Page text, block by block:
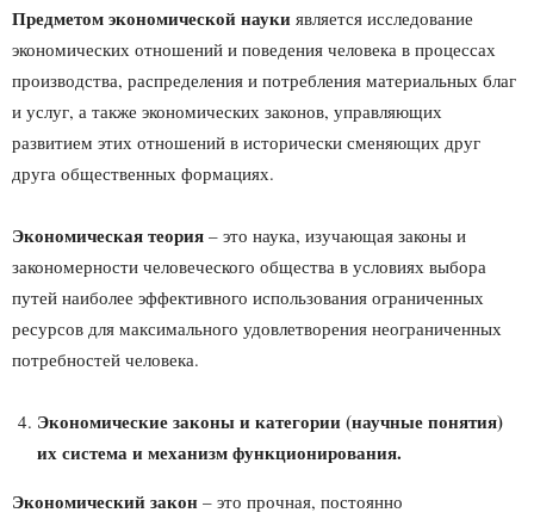
Предметом экономической науки является исследование
экономических отношений и поведения человека в процессах
производства, распределения и потребления материальных благ
и услуг, а также экономических законов, управляющих
развитием этих отношений в исторически сменяющих друг
друга общественных формациях.
Экономическая теория – это наука, изучающая законы и
закономерности человеческого общества в условиях выбора
путей наиболее эффективного использования ограниченных
ресурсов для максимального удовлетворения неограниченных
потребностей человека.
Экономические законы и категории (научные понятия)
их система и механизм функционирования.
Экономический закон – это прочная, постоянно